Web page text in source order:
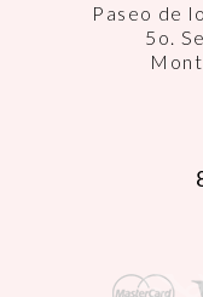
Paseo de
5o.